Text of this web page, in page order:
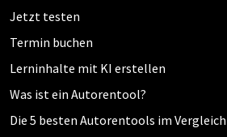
Jetzt testen
Termin buchen
Lerninhalte mit KI erstellen
Was ist ein Autorentool?
Die 5 besten Autorentools im Vergleich